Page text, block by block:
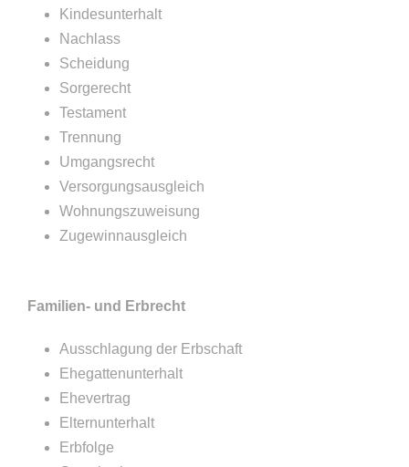
Kindesunterhalt
Nachlass
Scheidung
Sorgerecht
Testament
Trennung
Umgangsrecht
Versorgungsausgleich
Wohnungszuweisung
Zugewinnausgleich
Familien- und Erbrecht
Ausschlagung der Erbschaft
Ehegattenunterhalt
Ehevertrag
Elternunterhalt
Erbfolge